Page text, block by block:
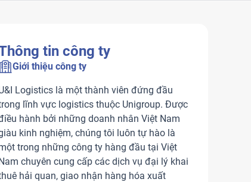
tin công ty
Giới thiệu công ty
Logistics là một thành viên đứng đầu
lĩnh vực logistics thuộc Unigroup. Được
hành bởi những doanh nhân Việt Nam
kinh nghiệm, chúng tôi luôn tự hào là
trong những công ty hàng đầu tại Việt
chuyên cung cấp các dịch vụ đại lý khai
hải quan, giao nhận hàng hóa xuất